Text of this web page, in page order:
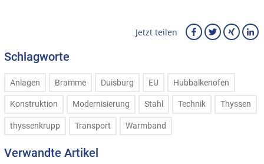
Jetzt teilen
Schlagworte
Anlagen Bramme Duisburg EU Hubbalkenofen
Konstruktion Modernisierung Stahl Technik Thyssen
thyssenkrupp Transport Warmband
Verwandte Artikel